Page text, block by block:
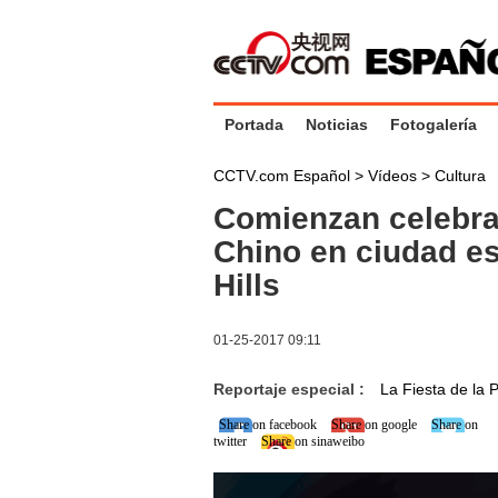
Portada Noticias Fotogalería
CCTV.com Español > Vídeos > Cultura
Comienzan
Chino en ciudad
Hills
01-25-2017 09:11
Reportaje especial : La Fiesta de la
Share on facebook Share on google
Share on
twitter
Share on sinaweibo